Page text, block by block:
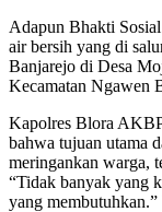
Adapun Bhakti
air bersih yang di
Banjarejo di Desa
Kecamatan Ngawen
Kapolres Blora
bahwa tujuan utama
meringankan warga,
“Tidak banyak yang
yang